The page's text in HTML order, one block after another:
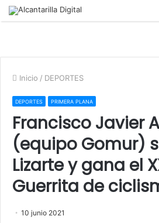
Inicio / DEPORTES
DEPORTES PRIMERA PLANA
Francisco Javier
(equipo Gomur)
Lizarte y gana el
Guerrita de
10 junio 2021